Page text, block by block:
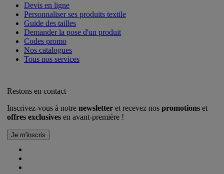
Devis en ligne
Personnaliser ses produits textile
Guide des tailles
Demander la pose d'un produit
Codes promo
Nos catalogues
Tous nos services
Restons en contact
Inscrivez-vous à notre newsletter et recevez nos promotions et
offres exclusives en avant-première !